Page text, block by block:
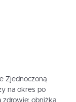
Zjednoczoną
na okres po
zdrowie; obniżka